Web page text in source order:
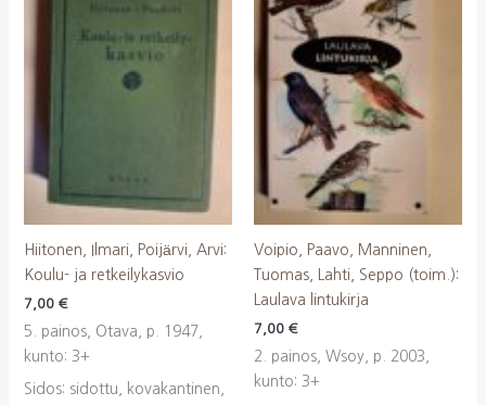
Hiitonen, Ilmari, Poijärvi, Arvi:
Koulu- ja retkeilykasvio
7,00 €
5. painos, Otava, p. 1947,
kunto: 3+
Sidos: sidottu, kovakantinen,
Voipio, Paavo, Manninen,
Tuomas, Lahti, Seppo (toim.):
Laulava lintukirja
7,00 €
2. painos, Wsoy, p. 2003,
kunto: 3+